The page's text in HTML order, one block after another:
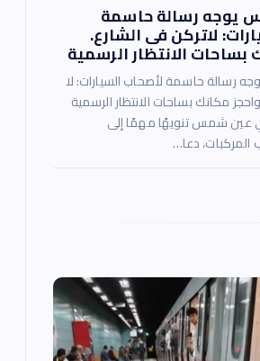
رسالة حاسمة
لاتركن فى الشارع.
الانتظار الرسمية
حاسمة لأصحاب السيارات: لا
مكانك بساحات الانتظار الرسمية
عين شمس تنويهًا مهمًا إلى
المركبات، دعا…